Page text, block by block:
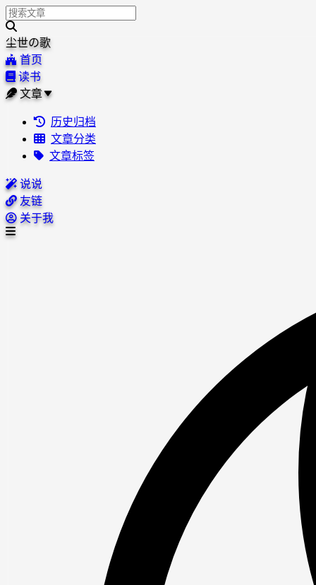
尘世の歌
首页
读书
文章
历史归档
文章分类
文章标签
说说
友链
关于我